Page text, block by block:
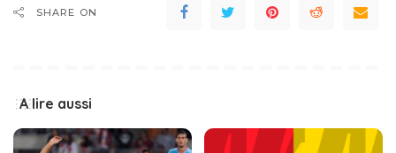
SHARE ON
A lire aussi